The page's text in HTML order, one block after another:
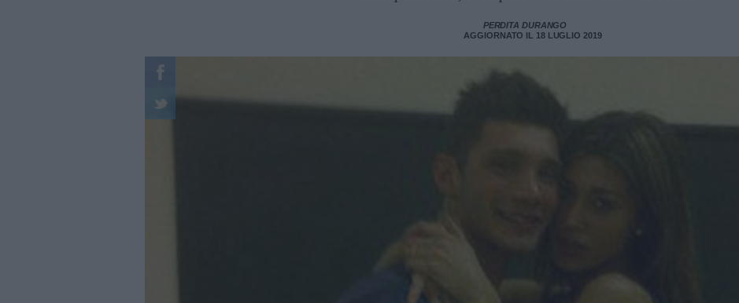
PERDITA DURANGO
AGGIORNATO IL 18 LUGLIO 2019